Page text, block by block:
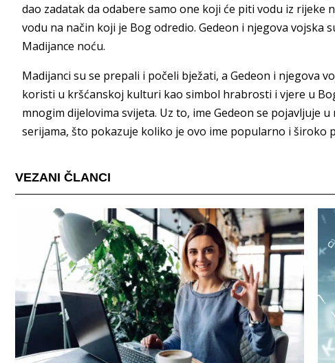
dao zadatak da odabere samo one koji će piti vodu iz rijeke
vodu na način koji je Bog odredio. Gedeon i njegova vojska
Madijance noću.
Madijanci su se prepali i počeli bježati, a Gedeon i njegova
koristi u kršćanskoj kulturi kao simbol hrabrosti i vjere u
mnogim dijelovima svijeta. Uz to, ime Gedeon se pojavljuje
serijama, što pokazuje koliko je ovo ime popularno i široko
VEZANI ČLANCI